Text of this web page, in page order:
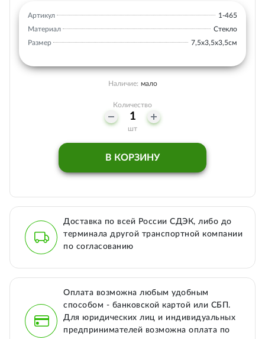
Артикул
1-465
Материал
Стекло
Размер
7,5х3,5х3,5см
Наличие: мало
Количество
шт
В КОРЗИНУ
Доставка по всей России СДЭК, либо до
терминала другой транспортной компании
по согласованию
Оплата возможна любым удобным
способом - банковской картой или СБП.
Для юридических лиц и индивидуальных
предпринимателей возможна оплата по